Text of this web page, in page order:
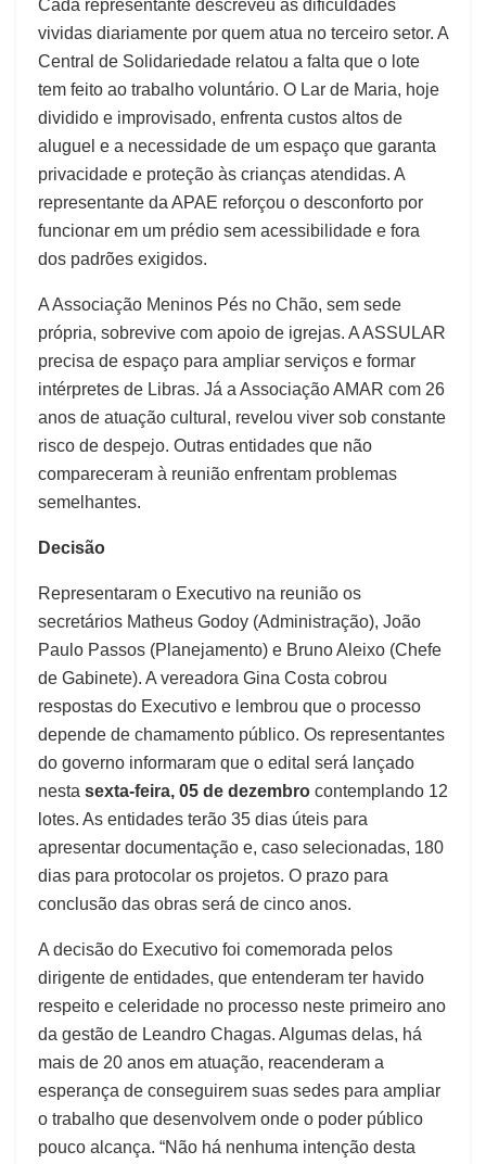
Cada representante descreveu as dificuldades
vividas diariamente por quem atua no terceiro setor. A
Central de Solidariedade relatou a falta que o lote
tem feito ao trabalho voluntário. O Lar de Maria, hoje
dividido e improvisado, enfrenta custos altos de
aluguel e a necessidade de um espaço que garanta
privacidade e proteção às crianças atendidas. A
representante da APAE reforçou o desconforto por
funcionar em um prédio sem acessibilidade e fora
dos padrões exigidos.
A Associação Meninos Pés no Chão, sem sede
própria, sobrevive com apoio de igrejas. A ASSULAR
precisa de espaço para ampliar serviços e formar
intérpretes de Libras. Já a Associação AMAR com 26
anos de atuação cultural, revelou viver sob constante
risco de despejo. Outras entidades que não
compareceram à reunião enfrentam problemas
semelhantes.
Decisão
Representaram o Executivo na reunião os
secretários Matheus Godoy (Administração), João
Paulo Passos (Planejamento) e Bruno Aleixo (Chefe
de Gabinete). A vereadora Gina Costa cobrou
respostas do Executivo e lembrou que o processo
depende de chamamento público. Os representantes
do governo informaram que o edital será lançado
nesta sexta-feira, 05 de dezembro contemplando 12
lotes. As entidades terão 35 dias úteis para
apresentar documentação e, caso selecionadas, 180
dias para protocolar os projetos. O prazo para
conclusão das obras será de cinco anos.
A decisão do Executivo foi comemorada pelos
dirigente de entidades, que entenderam ter havido
respeito e celeridade no processo neste primeiro ano
da gestão de Leandro Chagas. Algumas delas, há
mais de 20 anos em atuação, reacenderam a
esperança de conseguirem suas sedes para ampliar
o trabalho que desenvolvem onde o poder público
pouco alcança. “Não há nenhuma intenção desta